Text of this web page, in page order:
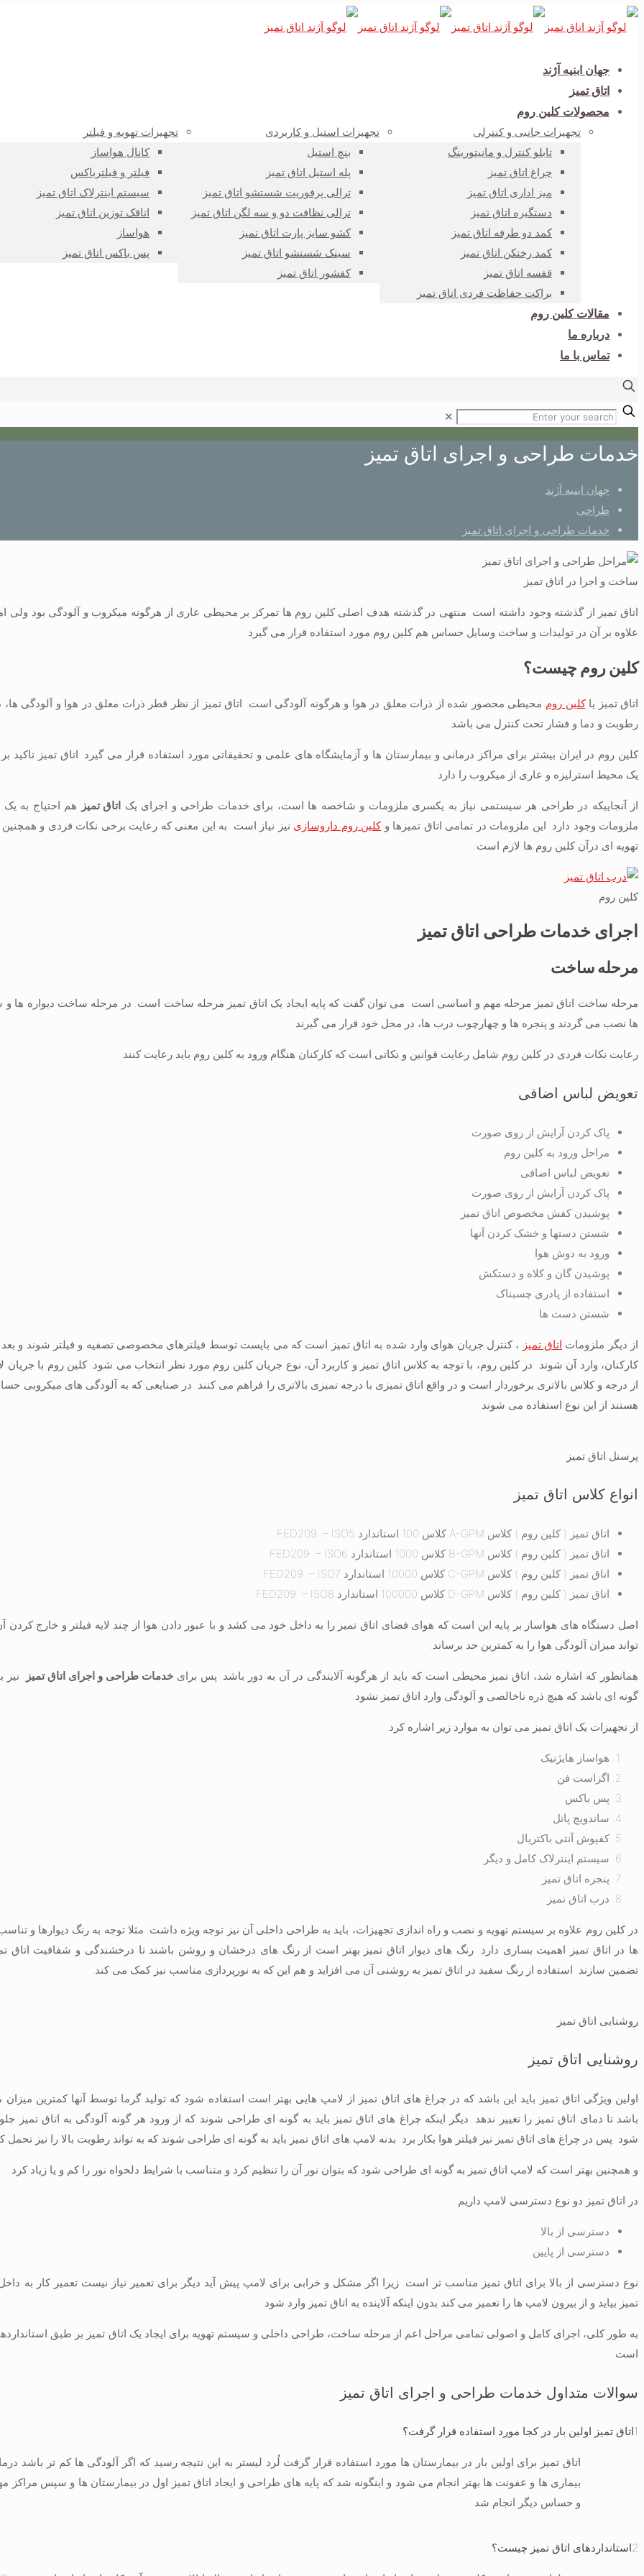
جهان ابنیه آژند
اتاق تمیز
محصولات کلین روم
تجهیزات تهویه و فیلتر
کانال هواساز
فیلتر و فیلترباکس
سیستم اینترلاک اتاق تمیز
اتاقک توزین اتاق تمیز
هواساز
پس باکس اتاق تمیز
تجهیزات استیل و کاربردی
بنچ استیل
پله استیل اتاق تمیز
ترالی پرفوریت شستشو اتاق تمیز
ترالی نظافت دو و سه لگن اتاق تمیز
کشو سایز پارت اتاق تمیز
سینک شستشو اتاق تمیز
کفشور اتاق تمیز
تجهیزات جانبی و کنترلی
تابلو کنترل و مانیتورینگ
چراغ اتاق تمیز
میز اداری اتاق تمیز
دستگیره اتاق تمیز
کمد دو طرفه اتاق تمیز
کمد رختکن اتاق تمیز
قفسه اتاق تمیز
براکت حفاظت فردی اتاق تمیز
مقالات کلین روم
درباره ما
تماس با ما
✕
خدمات طراحی و اجرای اتاق تمیز
جهان ابنیه آژند
طراحی
خدمات طراحی و اجرای اتاق تمیز
ساخت و اجرا در اتاق تمیز
اتاق تمیز از گذشته وجود داشته است. منتهی در گذشته هدف اصلی کلین روم ها تمرکز بر محیطی عاری از هرگونه میکروب و آلودگی بود ولی
علاوه بر آن در تولیدات و ساخت وسایل حساس هم کلین روم مورد استفاده قرار می گیرد.
کلین روم چیست؟
اتاق تمیز یاکلین روم محیطی محصور شده از ذرات معلق در هوا و هرگونه آلودگی است. اتاق تمیز از نظر قطر ذرات معلق در هوا و آلودگی
رطوبت و دما و فشار تحت کنترل می باشد.
کلین روم در ایران بیشتر برای مراکز درمانی و بیمارستان ها و آزمایشگاه های علمی و تحقیقاتی مورد استفاده قرار می گیرد. اتاق تمیز تاکید بر
یک محیط استرلیزه و عاری از میکروب را دارد.
از آنجاییکه در طراحی هر سیستمی نیاز به یکسری ملزومات و شاخصه ها است، برای خدمات طراحی و اجرای یک اتاق تمیز هم احتیاج به
ملزومات وجود دارد. این ملزومات در تمامی اتاق تمیزها وکلین روم داروسازی نیز نیاز است. به این معنی که رعایت برخی نکات فردی و
تهویه ای درآن کلین روم ها لازم است.
کلین روم
اجرای خدمات طراحی اتاق تمیز
مرحله ساخت
مرحله ساخت اتاق تمیز مرحله مهم و اساسی است. می توان گفت که پایه ایجاد یک اتاق تمیز مرحله ساخت است. در مرحله ساخت دیواره ها
ها نصب می گردند و پنجره ها و چهارچوب درب ها، در محل خود قرار می گیرند.
رعایت نکات فردی در کلین روم شامل رعایت قوانین و نکاتی است که کارکنان هنگام ورود به کلین روم باید رعایت کنند.
تعویض لباس اضافی
پاک کردن آرایش از روی صورت
مراحل ورود به کلین روم
تعویض لباس اضافی
پاک کردن آرایش از روی صورت
پوشیدن کفش مخصوص اتاق تمیز
شستن دستها و خشک کردن آنها
ورود به دوش هوا
پوشیدن گان و کلاه و دستکش
استفاده از پادری چسبناک
شستن دست ها
از دیگر ملزومات اتاق تمیز ، کنترل جریان هوای وارد شده به اتاق تمیز است که می بایست توسط فیلترهای مخصوصی تصفیه و فیلتر شوند و بعد
کارکنان، وارد آن شوند. در کلین روم، با توجه به کلاس اتاق تمیز و کاربرد آن، نوع جریان کلین روم مورد نظر انتخاب می شود. کلین روم با جریان
از درجه و کلاس بالاتری برخوردار است و در واقع اتاق تمیزی با درجه تمیزی بالاتری را فراهم می کنند. در صنایعی که به آلودگی های میکروبی
هستند از این نوع استفاده می شوند.
پرسنل اتاق تمیز
انواع کلاس اتاق تمیز
اتاق تمیز ( کلین روم ) کلاس A-GPM کلاس 100 استاندارد FED209 – ISO5
اتاق تمیز ( کلین روم ) کلاس B-GPM کلاس 1000 استاندارد FED209 – ISO6
اتاق تمیز ( کلین روم ) کلاس C-GPM کلاس 10000 استاندارد FED209 – ISO7
اتاق تمیز ( کلین روم ) کلاس D-GPM کلاس 100000 استاندارد FED209 – ISO8
اصل دستگاه های هواساز بر پایه این است که هوای فضای اتاق تمیز را به داخل خود می کشد و با عبور دادن هوا از چند لایه فیلتر و خارج کردن
تواند میزان آلودگی هوا را به کمترین حد برساند.
همانطور که اشاره شد، اتاق تمیز محیطی است که باید از هرگونه آلایندگی در آن به دور باشد. پس برایخدمات طراحی و اجرای اتاق تمیز
نیز
گونه ای باشد که هیچ ذره ناخالصی و آلودگی وارد اتاق تمیز نشود.
از تجهیزات یک اتاق تمیز می توان به موارد زیر اشاره کرد.
هواساز هایژنیک
اگزاست فن
پس باکس
ساندویچ پانل
کفپوش آنتی باکتریال
سیستم اینترلاک کامل و دیگر
پنجره اتاق تمیز
درب اتاق تمیز
در کلین روم علاوه بر سیستم تهویه و نصب و راه اندازی تجهیزات، باید به طراحی داخلی آن نیز توجه ویژه داشت. مثلا توجه به رنگ دیوارها و
ها در اتاق تمیز اهمیت بساری دارد. رنگ های دیوار اتاق تمیز بهتر است از رنگ های درخشان و روشن باشند تا درخشندگی و شفافیت اتاق
تضمین سازند. استفاده از رنگ سفید در اتاق تمیز به روشنی آن می افزاید و هم این که به نورپردازی مناسب نیز کمک می کند.
روشنایی اتاق تمیز
روشنایی اتاق تمیز
اولین ویژگی اتاق تمیز باید این باشد که در چراغ های اتاق تمیز از لامپ هایی بهتر است استفاده شود که تولید گرما توسط آنها کمترین
باشد تا دمای اتاق تمیز را تغییر ندهد. دیگر اینکه چراغ های اتاق تمیز باید به گونه ای طراحی شوند که از ورود هر گونه آلودگی به اتاق تمیز
شود. پس در چراغ های اتاق تمیز نیز فیلتر هوا بکار برد. بدنه لامپ های اتاق تمیز باید به گونه ای طراحی شوند که به تواند رطوبت بالا را نیز تحمل
و همچنین بهتر است که لامپ اتاق تمیز به گونه ای طراحی شود که بتوان نور آن را تنظیم کرد و متناسب با شرایط دلخواه نور را کم و یا زیاد کرد.
در اتاق تمیز دو نوع دسترسی لامپ داریم:
دسترسی از بالا
دسترسی از پایین
نوع دسترسی از بالا برای اتاق تمیز مناسب تر است. زیرا اگر مشکل و خرابی برای لامپ پیش آید دیگر برای تعمیر نیاز نیست تعمیر کار به
تمیز بیاید و از بیرون لامپ ها را تعمیر می کند بدون اینکه آلاینده به اتاق تمیز وارد شود.
به طور کلی، اجرای کامل و اصولی تمامی مراحل اعم از مرحله ساخت، طراحی داخلی و سیستم تهویه برای ایجاد یک اتاق تمیز بر طبق
است.
سوالات متداول خدمات طراحی و اجرای اتاق تمیز
1اتاق تمیز اولین بار در کجا مورد استفاده قرار گرفت؟
اتاق تمیز برای اولین بار در بیمارستان ها مورد استفاده قرار گرفت لُرد لیستر به این نتیجه رسید که اگر آلودگی ها کم تر باشد
بیماری ها و عفونت ها بهتر انجام می شود و اینگونه شد که پایه های طراحی و ایجاد اتاق تمیز اول در بیمارستان ها و سپس مراکز
و حساس دیگر انجام شد.
2استانداردهای اتاق تمیز چیست؟